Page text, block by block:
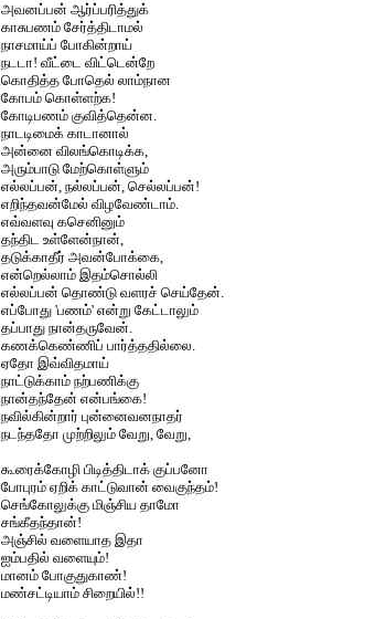
அவனப்பன் ஆர்ப்பரித்துக்
காசுபணம் சேர்த்திடாமல்
நாசமாய்ப் போகின்றாய்
நடடா! வீட்டை விட்டென்றே
கொதித்த போதெல் லாம்நான
கோபம் கொள்ளற்க!
கோடிபணம் குவித்தென்ன.
நாடடிமைக் காடானால்
அன்னை விலங்கொடிக்க,
அரும்பாடு மேற்கொள்ளும்
எல்லப்பன், நல்லப்பன், செல்லப்பன்!
எறிந்தவன்மேல் விழவேண்டாம்.
எவ்வளவு கசெனினும்
தந்திட உள்ளேன்நான்,
தடுக்காதீர் அவன்போக்கை,
என்றெல்லாம் இதம்சொல்லி
எல்லப்பன் தொண்டு வளரச் செய்தேன்.
எப்போது 'பணம்' என்று கேட்டாலும்
தப்பாது நான்தருவேன்.
கணக்கெண்ணிப் பார்த்ததில்லை.
ஏதோ இவ்விதமாய்
நாட்டுக்காம் நற்பணிக்கு
நான்தந்தேன் என்பங்கை!
நவில்கின்றார் புன்னைவனநாதர்
நடந்ததோ முற்றிலும் வேறு, வேறு,
கூரைக்கோழி பிடித்திடாக் குப்பனோ
போபுரம் ஏறிக் காட்டுவான் வைகுந்தம்!
செங்கோலுக்கு மிஞ்சிய தாமோ
சங்கீதந்தான்!
அஞ்சில் வளையாத இதா
ஐம்பதில் வளையும்!
மானம் போகுதுகாண்!
மண்சட்டியாம் சிறையில்!!